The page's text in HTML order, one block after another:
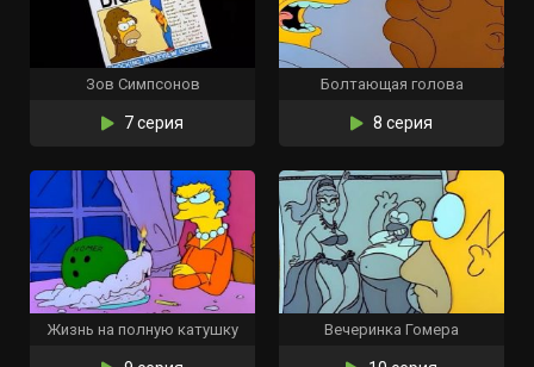
Зов Симпсонов
7 серия
Болтающая голова
8 серия
Жизнь на полную катушку Вечеринка Гомера